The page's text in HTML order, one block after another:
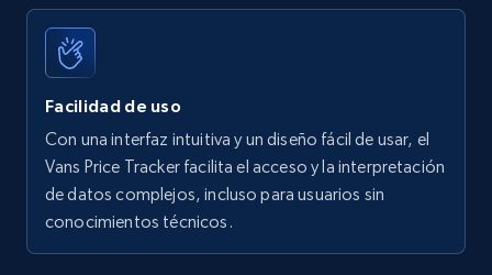
URL, Final price, Sku, Currency, Gtin,
Specifications, Image urls, Top reviews, and
more.
Walmart - products - Collects products by
specific keywords
Facilidad de uso
Con una interfaz intuitiva y un diseño fácil de usar, el
Vans Price Tracker facilita el acceso y la interpretación
de datos complejos, incluso para usuarios sin
conocimientos técnicos.